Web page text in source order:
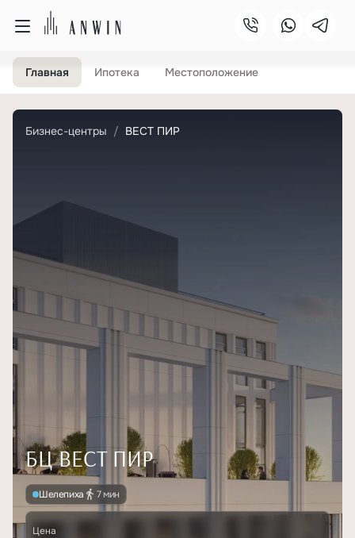
Главная Ипотека Местоположение
Бизнес-центры ВЕСТ ПИР
БЦ ВЕСТ ПИР
Шелепиха 7 мин
Цена